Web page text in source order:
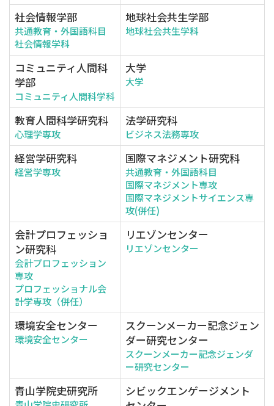
社会情報学部
共通教育・外国語科目
社会情報学科
地球社会共生学部
地球社会共生学科
コミュニティ人間科
学部
コミュニティ人間科学科
大学
大学
教育人間科学研究科
心理学専攻
法学研究科
ビジネス法務専攻
経営学研究科
経営学専攻
国際マネジメント研究科
共通教育・外国語科目
国際マネジメント専攻
国際マネジメントサイエンス専
攻(併任)
会計プロフェッショ
ン研究科
会計プロフェッション
専攻
プロフェッショナル会
計学専攻（併任）
リエゾンセンター
リエゾンセンター
環境安全センター
環境安全センター
スクーンメーカー記念ジェン
ダー研究センター
スクーンメーカー記念ジェンダ
ー研究センター
青山学院史研究所
シビックエンゲージメント